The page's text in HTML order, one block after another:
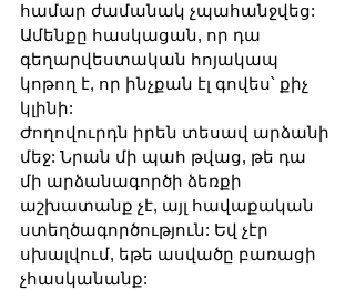
համար ժամանակ չպահանջվեց:
Ամենքը հասկացան, որ դա
գեղարվեստական հոյակապ
կոթող է, որ ինչքան էլ գովես՝ քիչ
կլինի:
Ժողովուրդն իրեն տեսավ արձանի
մեջ: Նրան մի պահ թվաց, թե դա
մի արձանագործի ձեռքի
աշխատանք չէ, այլ հավաքական
ստեղծագործություն: Եվ չէր
սխալվում, եթե ասվածը բառացի
չհասկանանք: